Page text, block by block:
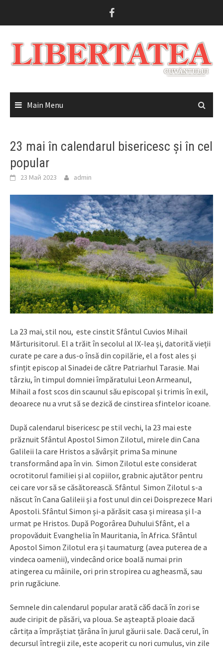
Main Menu
23 mai în calendarul bisericesc și în cel
popular
23 Май 2023 admin
La 23 mai, stil nou, este cinstit Sfântul Cuvios Mihail
Mărturisitorul. El a trăit în secolul al IX-lea și, datorită vieții
curate pe care a dus-o însă din copilărie, el a fost ales și
sfințit episcop al Sinadei de către Patriarhul Tarasie. Mai
târziu, în timpul domniei împăratului Leon Armeanul,
Mihail a fost scos din scaunul său episcopal și trimis în exil,
deoarece nu a vrut să se dezică de cinstirea sfintelor icoane.
După calendarul bisericesc pe stil vechi, la 23 mai este
prăznuit Sfântul Apostol Simon Zilotul, mirele din Cana
Galileii la care Hristos a săvârșit prima Sa minune
transformând apa în vin. Simon Zilotul este considerat
ocrotitorul familiei și al copiilor, grabnic ajutător pentru
cei care vor să se căsătorească. Sfântul Simon Zilotul s-a
născut în Cana Galileii și a fost unul din cei Doisprezece Mari
Apostoli. Sfântul Simon și-a părăsit casa și mireasa și l-a
urmat pe Hristos. După Pogorârea Duhului Sfânt, el a
propovăduit Evanghelia în Mauritania, în Africa. Sfântul
Apostol Simon Zilotul era și taumaturg (avea puterea de a
vindeca oamenii), vindecând orice boală numai prin
atingerea cu mâinile, ori prin stropirea cu agheasmă, sau
prin rugăciune.
Semnele din calendarul popular arată căб dacă în zori se
aude ciripit de păsări, va ploua. Se așteaptă ploaie dacă
cârtița a împrăștiat țărâna în jurul găurii sale. Dacă cerul, în
decursul întregii zile, este acoperit cu nori cumulus, vin zile